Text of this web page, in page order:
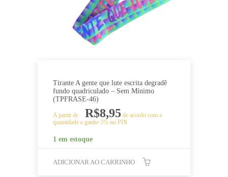
Tirante A gente que lute escrita degradê
fundo quadriculado – Sem Mínimo
(TPFRASE-46)
A partir de R$8,95 de acordo com a
quantidade e ganhe 5% no PIX
1 em estoque
ADICIONAR AO CARRINHO